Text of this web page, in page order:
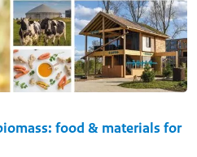
food & materials for